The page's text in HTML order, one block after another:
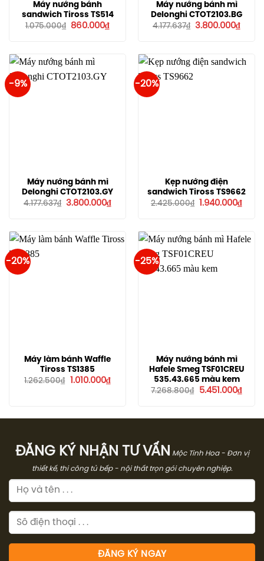
Máy nướng bánh
sandwich Tiross TS514
1.075.000₫
Giá
860.000₫Giá
860.000₫.
Máy nướng bánh mì
Delonghi CTOT2103.BG
4.177.637₫ Giá
3.800.000₫Giá
-9%
Máy nướng bánh mì
Delonghi CTOT2103.GY
4.177.637₫ Giá
3.800.000₫Giá
3.800.000₫.
-20%
Kẹp nướng điện
sandwich Tiross TS9662
2.425.000₫ Giá
1.940.000₫Giá
-20%
Máy làm bánh Waffle
Tiross TS1385
1.262.500₫
Giá
1.010.000₫Giá
-25%
Máy nướng bánh mì
Hafele Smeg TSF01CREU
535.43.665 màu kem
7.268.800₫
Giá
5.451.000₫Giá
ĐĂNG KÝ NHẬN TƯ VẤN
Mộc Tinh Hoa - Đơn vị
thiết kế, thi công tủ bếp - nội thất trọn gói chuyên nghiệp.